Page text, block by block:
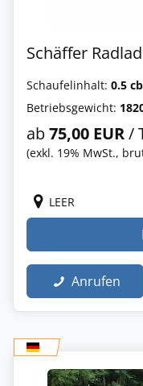
Schäffer
Schaufelinhalt: 0.5
Betriebsgewicht:
ab75,00 EUR/
(exkl. 19% MwSt.,
LEER
Anrufen